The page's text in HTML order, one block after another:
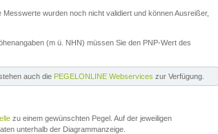
Messwerte wurden noch nicht validiert und können Ausreißer,
(m ü. NHN) müssen Sie den PNP-Wert des
auch die PEGELONLINE Webservices zur Verfügung.
zu einem gewünschten Pegel. Auf der jeweiligen
unterhalb der Diagrammanzeige.